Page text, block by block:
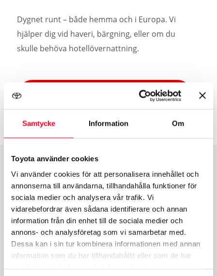
Samtycke Information Om
Toyota använder cookies
Vi använder cookies för att personalisera innehållet och
annonserna till användarna, tillhandahålla funktioner för
sociala medier och analysera vår trafik. Vi
vidarebefordrar även sådana identifierare och annan
information från din enhet till de sociala medier och
annons- och analysföretag som vi samarbetar med.
Dessa kan i sin tur kombinera informationen med annan
information som du har tillhandahållit eller som de har
samlat in när du har använt deras tjänster.
Dygnet runt – både hemma och i Europa. Vi
hjälper dig vid haveri, bärgning, eller om du
skulle behöva hotellövernattning.
Mer om Vägassistans